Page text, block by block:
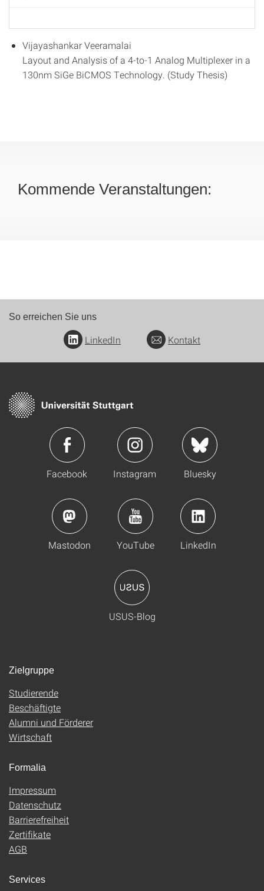
Vijayashankar Veeramalai
Layout and Analysis of a 4-to-1 Analog Multiplexer in a
130nm SiGe BiCMOS Technology. (Study Thesis)
Kommende Veranstaltungen:
So erreichen Sie uns
LinkedIn Kontakt
Facebook Instagram Bluesky
Mastodon YouTube LinkedIn
USUS-Blog
Zielgruppe
Studierende
Beschäftigte
Alumni und Förderer
Wirtschaft
Formalia
Impressum
Datenschutz
Barrierefreiheit
Zertifikate
AGB
Services